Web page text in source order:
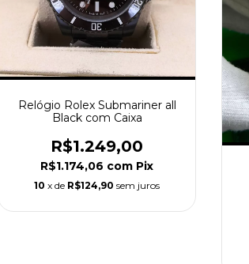
Relógio Rolex Submariner all
Black com Caixa
R$1.249,00
R$1.174,06 com Pix
10 x de R$124,90 sem juros